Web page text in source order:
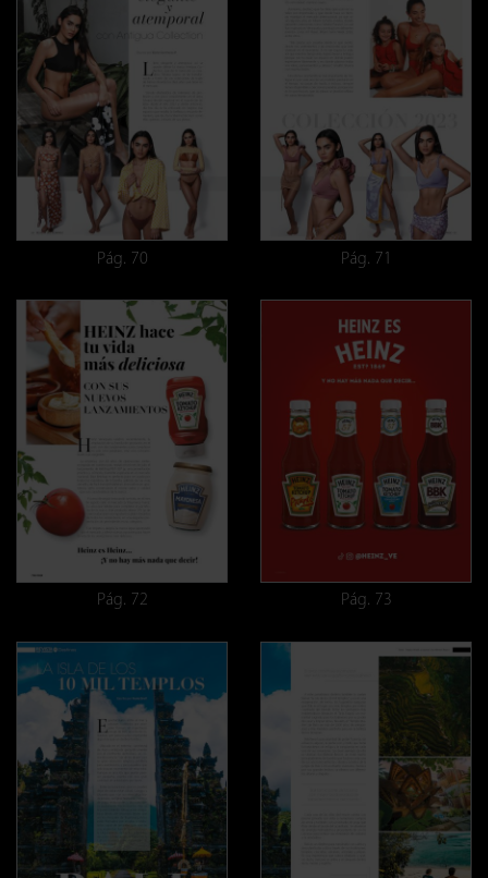
Pág. 70 Pág. 71
Pág. 72 Pág. 73